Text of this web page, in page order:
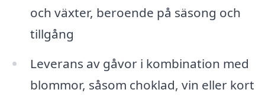
och växter, beroende på säsong och
tillgång
Leverans av gåvor i kombination med
blommor, såsom choklad, vin eller kort